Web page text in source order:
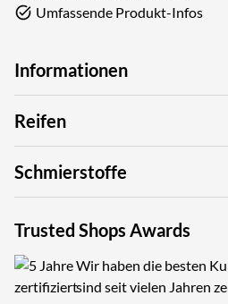
Umfassende Produkt-Infos
Informationen
Reifen
Schmierstoffe
Trusted Shops Awards
Wir haben die besten
sind seit vielen Jahren